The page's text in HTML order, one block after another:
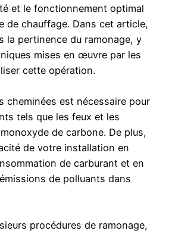
et le fonctionnement optimal
de chauffage. Dans cet article,
la pertinence du ramonage, y
mises en œuvre par les
cette opération.
cheminées est nécessaire pour
tels que les feux et les
de carbone. De plus,
de votre installation en
de carburant et en
de polluants dans
procédures de ramonage,